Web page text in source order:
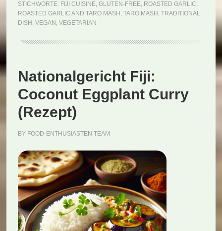
Garlic
STICHWORTE: FIJI CUISINE, GLUTEN-FREE, ROASTED GARLIC,
ROASTED GARLIC AND TARO MASH , TARO MASH , TRADITIONAL
DISH , VEGAN , VEGETARIAN
Nationalgericht Fiji:
Coconut Eggplant Curry
(Rezept)
BY FOOD-ENTHUSIASTEN TEAM